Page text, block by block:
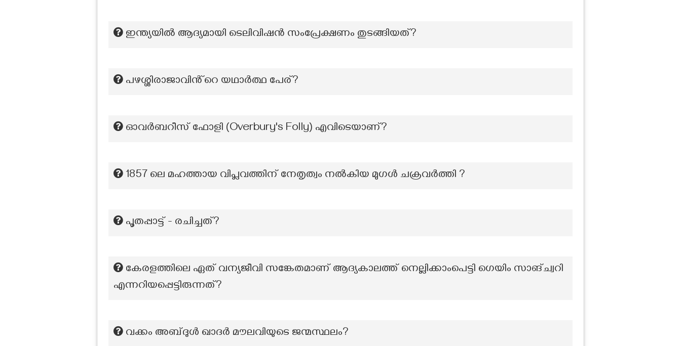
ഇന്ത്യയില്‍ ആദ്യമായി ടെലിവിഷന്‍ സംപ്രേക്ഷണം തുടങ്ങിയത്?
പഴശ്ശിരാജാവിൻ്റെ യഥാർത്ഥ പേര്?
ഓവർബറീസ് ഫോളി (Overbury's Folly) എവിടെയാണ്?
1857 ലെ മഹത്തായ വിപ്ലവത്തിന് നേതൃത്വം നൽകിയ മുഗൾ ചക്രവർത്തി ?
പൂതപ്പാട്ട് - രചിച്ചത്?
കേരളത്തിലെ ഏത് വന്യജീവി സങ്കേതമാണ് ആദ്യകാലത്ത് നെല്ലിക്കാംപെട്ടി ഗെയിം സാങ്ച്വറി
എന്നറിയപ്പെട്ടിരുന്നത്?
വക്കം അബ്ദുൾ ഖാദർ മൗലവിയുടെ ജന്മസ്ഥലം?